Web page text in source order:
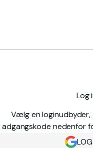
Log
Vælg en
adgangskode nedenfor